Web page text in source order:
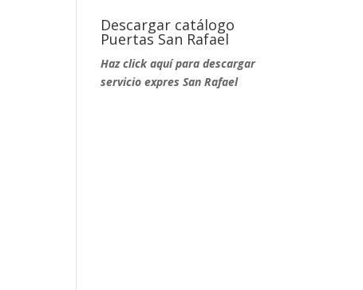
Descargar catálogo
Puertas San Rafael
Haz click aquí para descargar
servicio expres San Rafael